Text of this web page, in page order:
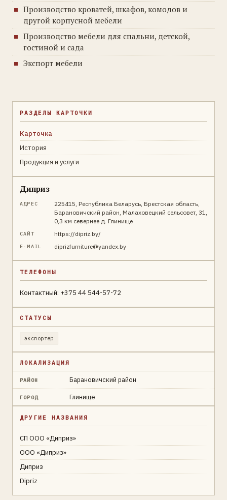
Производство кроватей, шкафов, комодов и
другой корпусной мебели
Производство мебели для спальни, детской,
гостиной и сада
Экспорт мебели
РАЗДЕЛЫ КАРТОЧКИ
Карточка
История
Продукция и услуги
Диприз
АДРЕС
225415, Республика Беларусь, Брестская область,
Барановичский район, Малаховецкий сельсовет, 31,
0,3 км севернее д. Глинище
САЙТ https://dipriz.by/
E-MAIL diprizfurniture@yandex.by
ТЕЛЕФОНЫ
Контактный: +375 44 544-57-72
СТАТУСЫ
экспортер
ЛОКАЛИЗАЦИЯ
РАЙОН Барановичский район
ГОРОД Глинище
ДРУГИЕ НАЗВАНИЯ
СП ООО «Диприз»
ООО «Диприз»
Диприз
Dipriz